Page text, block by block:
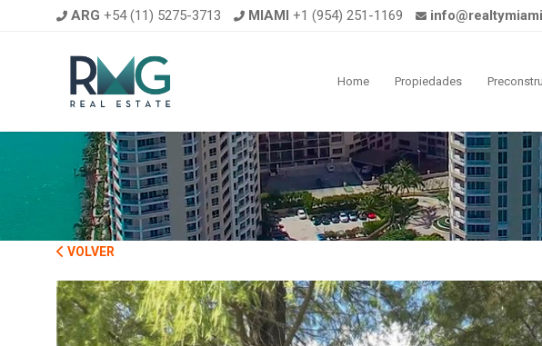
ARG +54 (11) 5275-3713 MIAMI +1 (954) 251-1169
Home Propiedades
VOLVER